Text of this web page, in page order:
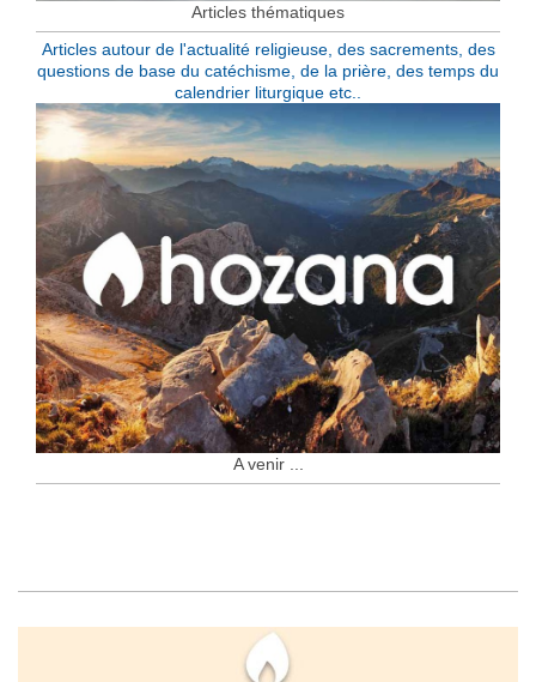
Articles thématiques
Articles autour de l'actualité religieuse, des sacrements, des
questions de base du catéchisme, de la prière, des temps du
calendrier liturgique etc.
A venir ...